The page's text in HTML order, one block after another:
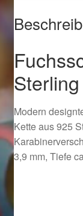
Magisches und
Logout
Modern
Kette aus 925
3,9 mm, Tiefe